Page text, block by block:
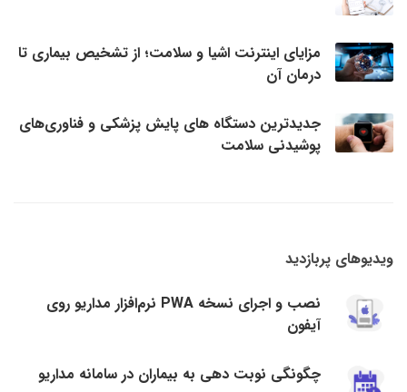
مزایای اینترنت اشیا و سلامت؛ از تشخیص بیماری تا
درمان آن
جدیدترین دستگاه های پایش پزشکی و فناوری‌های
پوشیدنی سلامت
ویدیوهای پربازدید
نصب و اجرای نسخه PWA نرم‌افزار مداریو روی
آیفون
چگونگی نوبت دهی به بیماران در سامانه مداریو